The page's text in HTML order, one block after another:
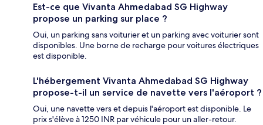
Est-ce que Vivanta Ahmedabad SG Highway
propose un parking sur place ?
Oui, un parking sans voiturier et un parking avec voiturier sont
disponibles. Une borne de recharge pour voitures électriques
est disponible.
L'hébergement Vivanta Ahmedabad SG Highway
propose-t-il un service de navette vers l'aéroport ?
Oui, une navette vers et depuis l'aéroport est disponible. Le
prix s'élève à 1250 INR par véhicule pour un aller-retour.